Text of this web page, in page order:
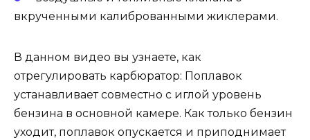
вкрученными калиброванными жиклерами.
В данном видео вы узнаете, как
отрегулировать карбюратор: Поплавок
устанавливает совместно с иглой уровень
бензина в основной камере. Как только бензин
уходит, поплавок опускается и приподнимает